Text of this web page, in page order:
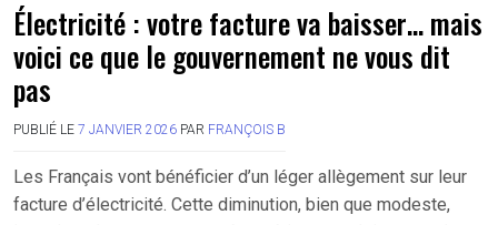
Électricité : votre facture va baisser… mais
voici ce que le gouvernement ne vous dit
pas
PUBLIÉ LE 7 JANVIER 2026 PAR FRANÇOIS B
Les Français vont bénéficier d’un léger allègement sur leur
facture d’électricité. Cette diminution, bien que modeste,